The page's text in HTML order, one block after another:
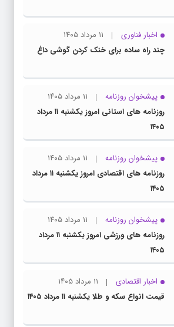
اخبار فناوری
۱۱ مرداد ۱۴۰۵
چند راه‌ ساده برای خنک کردن گوشی داغ
پیشخوان روزنامه
۱۱ مرداد ۱۴۰۵
روزنامه های استانی امروز یکشنبه ۱۱ مرداد
۱۴۰۵
پیشخوان روزنامه
۱۱ مرداد ۱۴۰۵
روزنامه های اقتصادی امروز یکشنبه ۱۱ مرداد
۱۴۰۵
پیشخوان روزنامه
۱۱ مرداد ۱۴۰۵
روزنامه های ورزشی امروز یکشنبه ۱۱ مرداد
۱۴۰۵
اخبار اقتصادی
۱۱ مرداد ۱۴۰۵
قیمت انواع سکه و طلا یکشنبه ۱۱ مرداد ۱۴۰۵